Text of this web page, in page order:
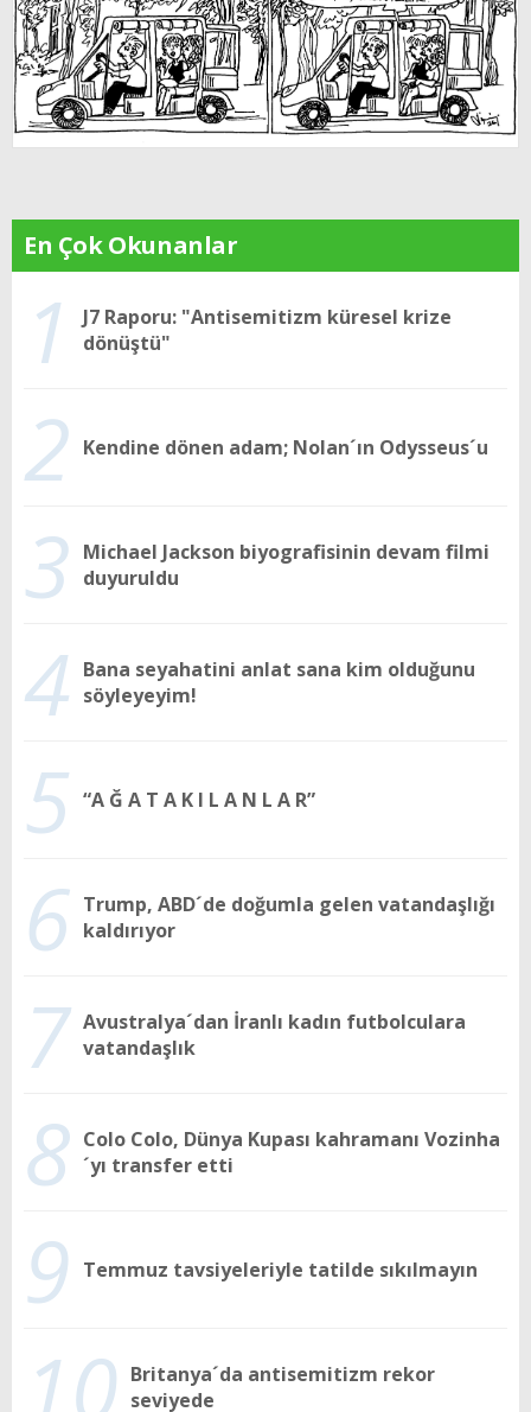
En Çok Okunanlar
1
J7 Raporu: "Antisemitizm küresel krize
dönüştü"
2 Kendine dönen adam; Nolan´ın Odysseus´u
3 Michael Jackson biyografisinin devam filmi
duyuruldu
4 Bana seyahatini anlat sana kim olduğunu
söyleyeyim!
5 “A Ğ A T A K I L A N L A R”
6 Trump, ABD´de doğumla gelen vatandaşlığı
kaldırıyor
7 Avustralya´dan İranlı kadın futbolculara
vatandaşlık
8 Colo Colo, Dünya Kupası kahramanı Vozinha
´yı transfer etti
9 Temmuz tavsiyeleriyle tatilde sıkılmayın
10 Britanya´da antisemitizm rekor
seviyede